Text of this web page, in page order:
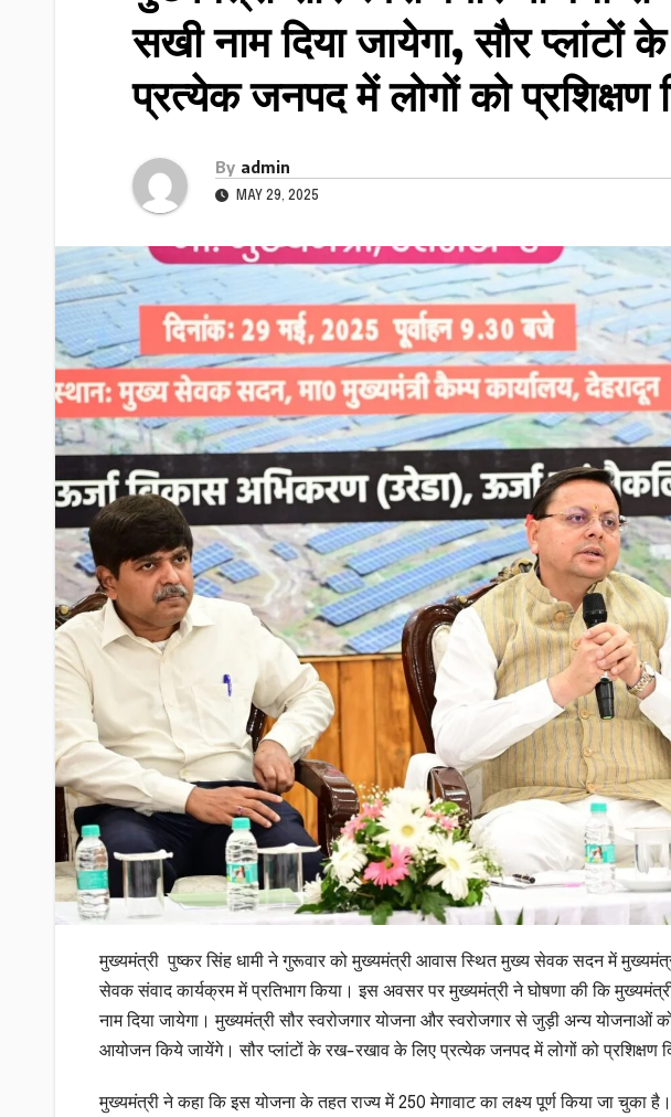
सखी नाम दिया जायेगा, सौर
प्रत्येक जनपद में लोगों को प्रशिक्षण
By admin
MAY 29, 2025
मुख्यमंत्री पुष्कर सिंह धामी ने गुरूवार को मुख्यमंत्री आवास स्थित मुख्य सेवक सदन में
सेवक संवाद कार्यक्रम में प्रतिभाग किया। इस अवसर पर मुख्यमंत्री ने घोषणा की कि
नाम दिया जायेगा। मुख्यमंत्री सौर स्वरोजगार योजना और स्वरोजगार से जुड़ी अन्य योजनाओं
आयोजन किये जायेंगे। सौर प्लांटों के रख-रखाव के लिए प्रत्येक जनपद में लोगों को प्रशिक्षण
मुख्यमंत्री ने कहा कि इस योजना के तहत राज्य में 250 मेगावाट का लक्ष्य पूर्ण किया जा चुका